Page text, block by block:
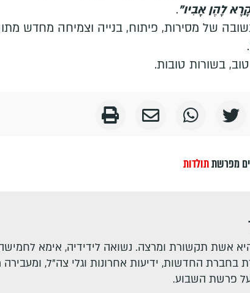
לָהֶן אָבִיו".
של מסירות, פיתוח, בנייה וצמיחה מחדש
בשורות טובות.
מפרשתתולדות
אשת תקשורת ומרצה. נשואה לידידיה, אימא
בחברת החדשות, ידיעות אחרונות וגלי צה"ל, ומעבירה
פרשת השבוע.